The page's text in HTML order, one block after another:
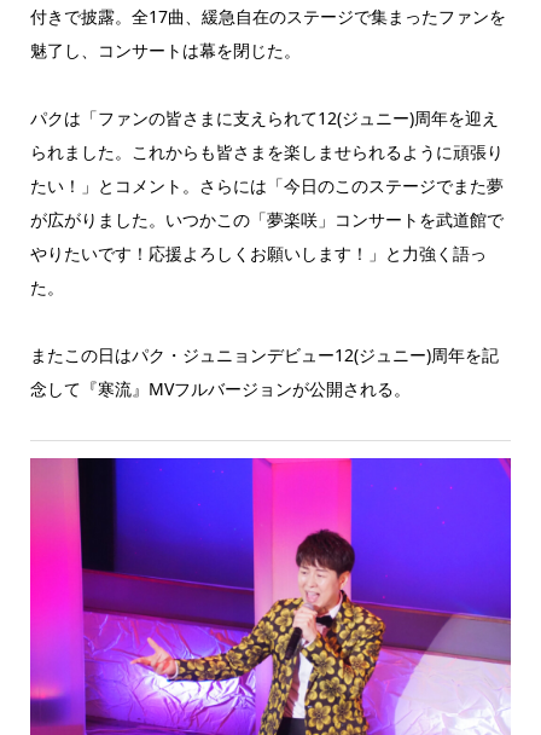
付きで披露。全17曲、緩急自在のステージで集まったファンを
魅了し、コンサートは幕を閉じた。
パクは「ファンの皆さまに支えられて12(ジュニー)周年を迎え
られました。これからも皆さまを楽しませられるように頑張り
たい！」とコメント。さらには「今日のこのステージでまた夢
が広がりました。いつかこの「夢楽咲」コンサートを武道館で
やりたいです！応援よろしくお願いします！」と力強く語っ
た。
またこの日はパク・ジュニョンデビュー12(ジュニー)周年を記
念して『寒流』MVフルバージョンが公開される。